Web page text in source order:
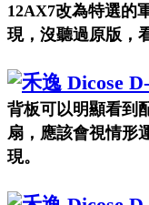
12AX7改為特選的
現，沒聽過原版，
背板可以明顯看到
扇，應該會視情形
現。